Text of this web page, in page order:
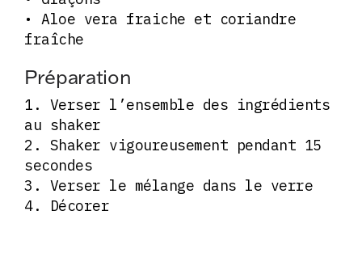
• Aloe vera fraiche et coriandre
fraîche
Préparation
1. Verser l’ensemble des ingrédients
au shaker
2. Shaker vigoureusement pendant 15
secondes
3. Verser le mélange dans le verre
4. Décorer